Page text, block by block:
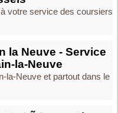
votre service des coursiers
la Neuve - Service
la-Neuve
la-Neuve et partout dans le